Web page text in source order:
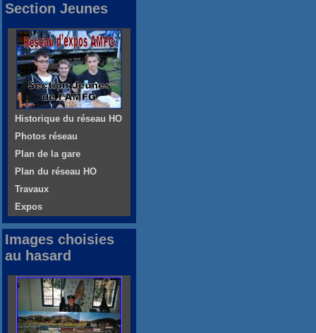
Section Jeunes
Historique du réseau HO
Photos réseau
Plan de la gare
Plan du réseau HO
Travaux
Expos
Images choisies
au hasard